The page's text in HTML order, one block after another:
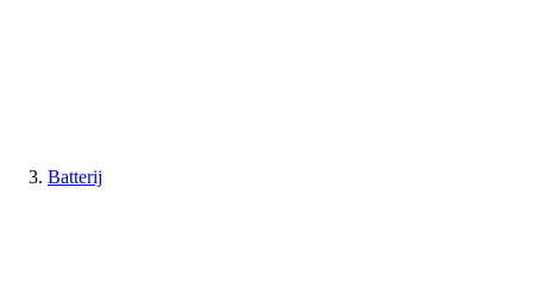
Batterij